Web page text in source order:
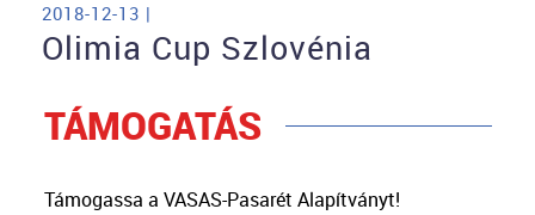
2018-12-13 |
Olimia Cup Szlovénia
TÁMOGATÁS
Támogassa a VASAS-Pasarét Alapítványt!